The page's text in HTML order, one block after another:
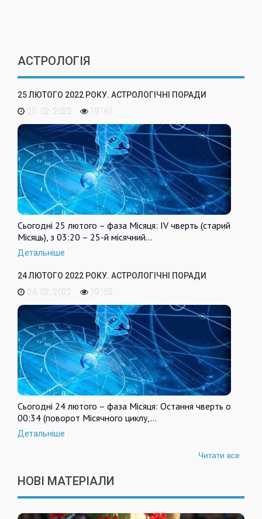
АСТРОЛОГІЯ
25 ЛЮТОГО 2022 РОКУ. АСТРОЛОГІЧНІ ПОРАДИ
25. 02. 2022
19161
Сьогодні 25 лютого – фаза Місяця: IV чверть (старий
Місяць), з 03:20 – 25-й місячний…
Детальніше
24 ЛЮТОГО 2022 РОКУ. АСТРОЛОГІЧНІ ПОРАДИ
24. 02. 2022
19152
Сьогодні 24 лютого – фаза Місяця: Остання чверть о
00:34 (поворот Місячного циклу,…
Детальніше
Читати все
НОВІ МАТЕРІАЛИ